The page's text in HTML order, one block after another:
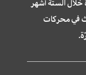
موقع سراج ٤,٨٠٠,٠٠٠ مرة خلال الستة أشهر
في محركات